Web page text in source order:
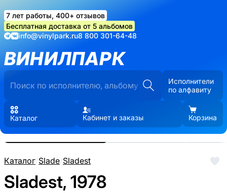
7 лет работы, 400+ отзывов
Бесплатная доставка от 5 альбомов
info@vinylpark.ru8 800 301-64-48
ВИНИЛПАРК
Исполнители
по алфавиту
Каталог Кабинет и заказы Корзина
Каталог/Slade/Sladest
Sladest, 1978
Реальные фото пластинки.
Нажмите, чтобы увеличить